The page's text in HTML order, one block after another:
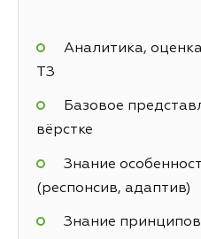
Аналитика,
ТЗ
Базовое
вёрстке
Знание
(респонсив, адаптив)
Знание